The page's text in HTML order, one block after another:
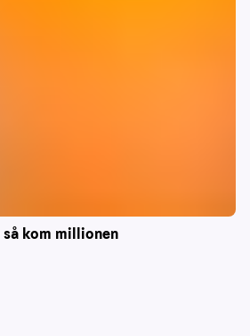
kom millionen